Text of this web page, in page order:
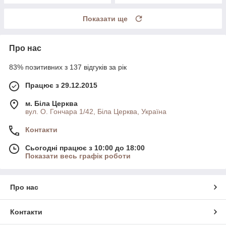
Показати ще
Про нас
83% позитивних з 137 відгуків за рік
Працює з 29.12.2015
м. Біла Церква
вул. О. Гончара 1/42, Біла Церква, Україна
Контакти
Сьогодні працює з 10:00 до 18:00
Показати весь графік роботи
Про нас
Контакти